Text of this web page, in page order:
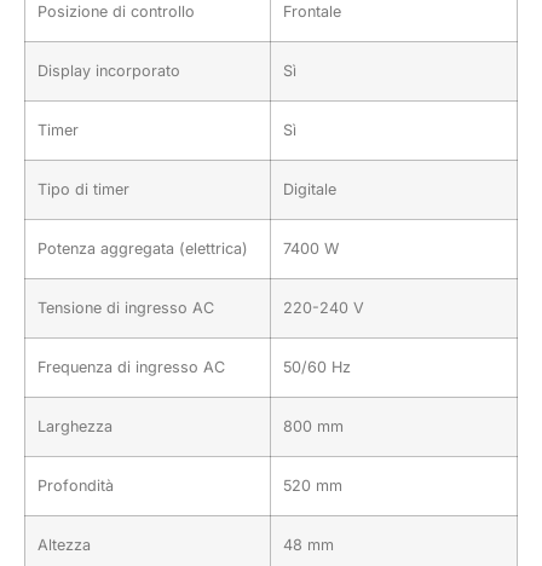
Posizione di controllo Frontale
Display incorporato Sì
Timer Sì
Tipo di timer Digitale
Potenza aggregata (elettrica) 7400 W
Tensione di ingresso AC 220-240 V
Frequenza di ingresso AC 50/60 Hz
Larghezza 800 mm
Profondità 520 mm
Altezza 48 mm